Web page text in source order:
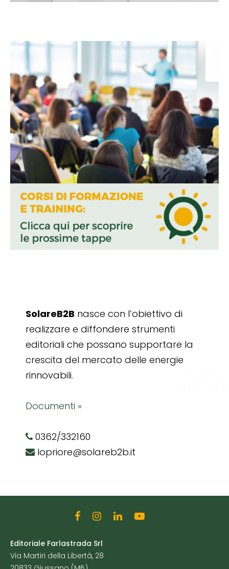
SolareB2B nasce con l’obiettivo di
realizzare e diffondere strumenti
editoriali che possano supportare la
crescita del mercato delle energie
rinnovabili.
Documenti »
0362/332160
lopriore@solareb2b.it
Editoriale Farlastrada Srl
Via Martiri della Libertà, 28